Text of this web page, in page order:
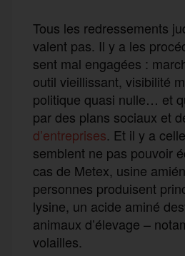
Tous les redressements
valent pas. Il y a les
sent mal engagées :
outil vieillissant, visibilité
politique quasi nulle… et
par des plans sociaux et
d’entreprises. Et il y a
semblent ne pas pouvoir
cas de Metex, usine
personnes produisent
lysine, un acide aminé
animaux d’élevage –
volailles.